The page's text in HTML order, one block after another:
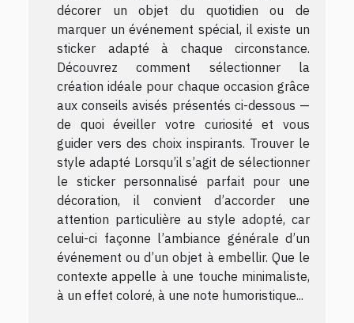
décorer un objet du quotidien ou de
marquer un événement spécial, il existe un
sticker adapté à chaque circonstance.
Découvrez comment sélectionner la
création idéale pour chaque occasion grâce
aux conseils avisés présentés ci-dessous —
de quoi éveiller votre curiosité et vous
guider vers des choix inspirants. Trouver le
style adapté Lorsqu’il s’agit de sélectionner
le sticker personnalisé parfait pour une
décoration, il convient d’accorder une
attention particulière au style adopté, car
celui-ci façonne l’ambiance générale d’un
événement ou d’un objet à embellir. Que le
contexte appelle à une touche minimaliste,
à un effet coloré, à une note humoristique...